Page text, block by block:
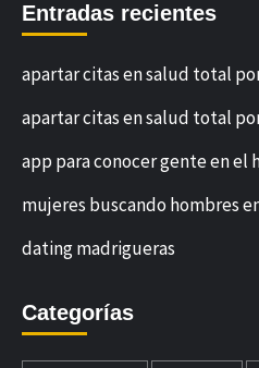
Entradas recientes
apartar citas en salud total
apartar citas en salud total
app para conocer gente en el
mujeres buscando hombres
dating madrigueras
Categorías